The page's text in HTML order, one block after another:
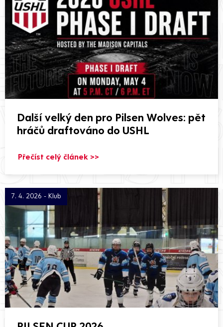
Další velký den pro Pilsen Wolves: pět
hráčů draftováno do USHL
Přečíst celý článek >>
7. 4. 2026 - Klub